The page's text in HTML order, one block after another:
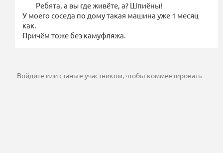
Ребята, а вы где живёте, а? Шпиёны!
У моего соседа по дому такая машина уже 1 месяц
как.
Причём тоже без камуфляжа.
Войдите илистаньте участником, чтобы комментировать